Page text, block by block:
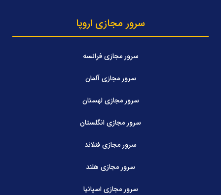
سرور مجازی اروپا
سرور مجازی فرانسه
سرور مجازی آلمان
سرور مجازی لهستان
سرور مجازی انگلستان
سرور مجازی فنلاند
سرور مجازی هلند
سرور مجازی اسپانیا